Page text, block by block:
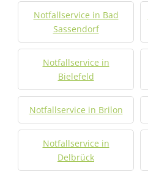
Notfallservice in Bad
Sassendorf
Notfallservice in
Bielefeld
Notfallservice in Brilon
Notfallservice in
Delbrück